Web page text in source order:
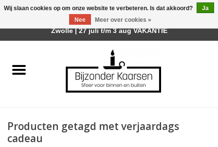
Räder Design Stories
Geurkaarsen
Producten getagd met verjaardags
cadeau
Wij slaan cookies op om onze website te verbeteren. Is dat akkoord?
Ja
Nee
Meer over cookies »
Afhalen is mogelijk bij mijn winkel Trotz | Belvederelaan 107
Zwolle | 27 juli t/m 3 aug VAKANTIE